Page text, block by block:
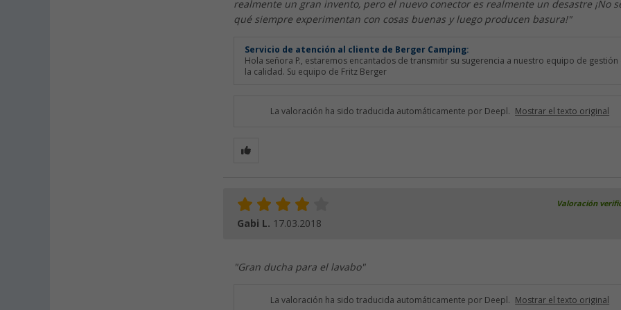
realmente un gran invento, pero el nuevo conector es realmente un desastre ¡No
qué siempre experimentan con cosas buenas y luego producen basura!"
Servicio de atención al cliente de Berger Camping:
Hola señora P., estaremos encantados de transmitir su sugerencia a nuestro equipo de gestión
la calidad. Su equipo de Fritz Berger
La valoración ha sido traducida automáticamente por Deepl. Mostrar el texto original
Valoración
Gabi L. 17.03.2018
"Gran ducha para el lavabo"
La valoración ha sido traducida automáticamente por Deepl. Mostrar el texto original